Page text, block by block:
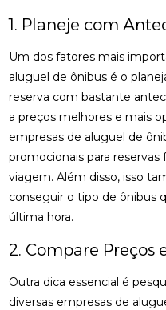
1. Planeje com
Um dos fatores mais
aluguel de ônibus é o
reserva com bastante
a preços melhores e mais
empresas de aluguel de
promocionais para
viagem. Além disso, isso
conseguir o tipo de ônibus
última hora.
2. Compare Preços
Outra dica essencial é
diversas empresas de